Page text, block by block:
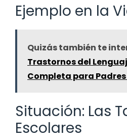
Ejemplo en la
Quizás también te
Trastornos del
Completa para
Situación: Las
Escolares